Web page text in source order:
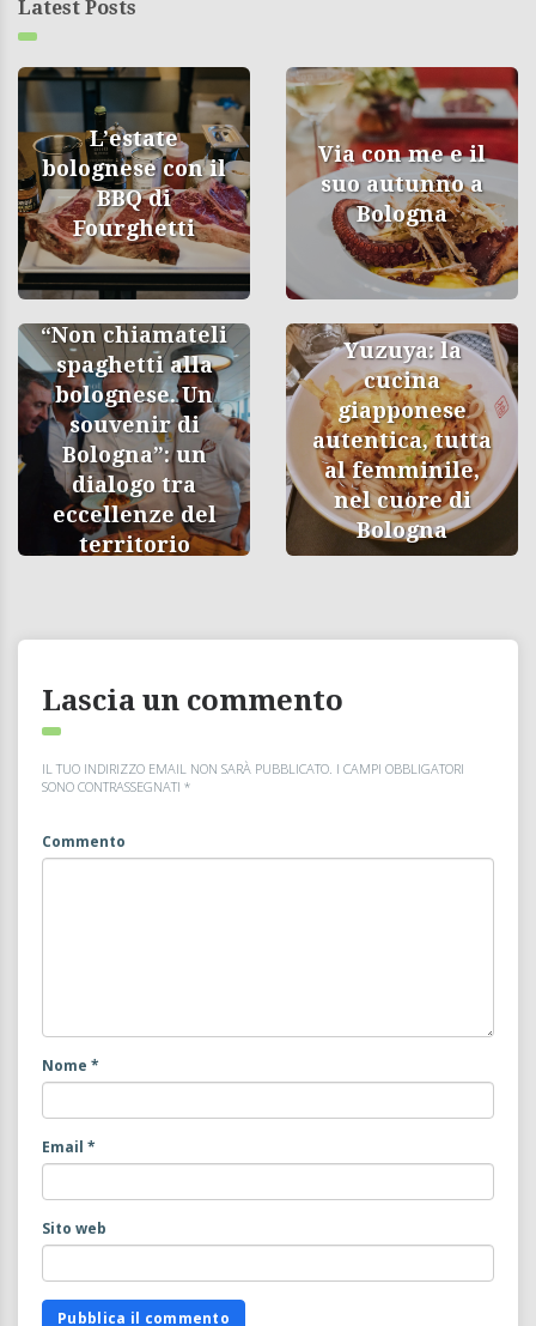
Latest Posts
L’estate
bolognese con il
BBQ di
Fourghetti
Via con me e il
suo autunno a
Bologna
“Non chiamateli
spaghetti alla
bolognese. Un
souvenir di
Bologna”: un
dialogo tra
eccellenze del
territorio
Yuzuya: la
cucina
giapponese
autentica, tutta
al femminile,
nel cuore di
Bologna
Lascia un commento
IL TUO INDIRIZZO EMAIL NON SARÀ PUBBLICATO. I CAMPI OBBLIGATORI
SONO CONTRASSEGNATI *
Commento
Nome *
Email *
Sito web